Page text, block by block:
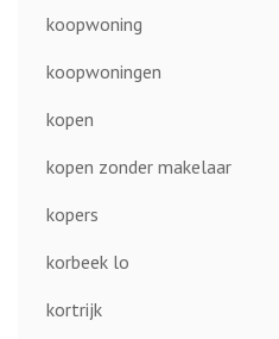
koopwoning
koopwoningen
kopen
kopen zonder makelaar
kopers
korbeek lo
kortrijk